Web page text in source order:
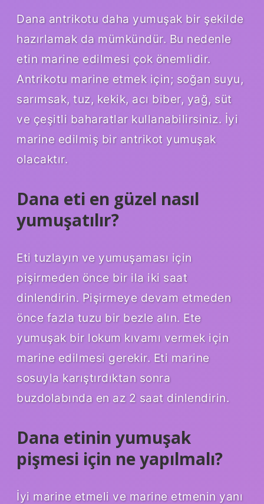
Dana antrikotu daha yumuşak bir şekilde
hazırlamak da mümkündür. Bu nedenle
etin marine edilmesi çok önemlidir.
Antrikotu marine etmek için; soğan suyu,
sarımsak, tuz, kekik, acı biber, yağ, süt
ve çeşitli baharatlar kullanabilirsiniz. İyi
marine edilmiş bir antrikot yumuşak
olacaktır.
Dana eti en güzel nasıl
yumuşatılır?
Eti tuzlayın ve yumuşaması için
pişirmeden önce bir ila iki saat
dinlendirin. Pişirmeye devam etmeden
önce fazla tuzu bir bezle alın. Ete
yumuşak bir lokum kıvamı vermek için
marine edilmesi gerekir. Eti marine
sosuyla karıştırdıktan sonra
buzdolabında en az 2 saat dinlendirin.
Dana etinin yumuşak
pişmesi için ne yapılmalı?
İyi marine etmeli ve marine etmenin yanı